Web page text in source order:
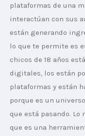
plataformas de una
interactúan con sus
están generando
lo que te permite es
chicos de 18 años
digitales, los están
plataformas y están
porque es un
que está pasando.
que es una